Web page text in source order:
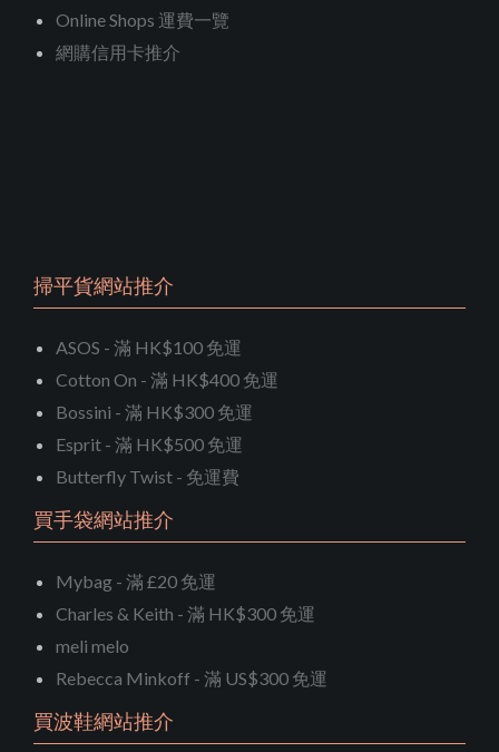
Online Shops 運費一覽
網購信用卡推介
掃平貨網站推介
ASOS - 滿 HK$100 免運
Cotton On - 滿 HK$400 免運
Bossini - 滿 HK$300 免運
Esprit - 滿 HK$500 免運
Butterfly Twist - 免運費
買手袋網站推介
Mybag - 滿 £20 免運
Charles & Keith - 滿 HK$300 免運
meli melo
Rebecca Minkoff - 滿 US$300 免運
買波鞋網站推介